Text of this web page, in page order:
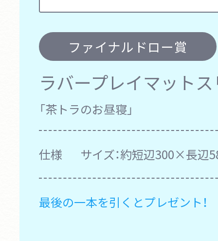
ファイナルドロー賞
ラバープレイマット
「茶トラのお昼寝」
仕様 サイズ：約短辺300×長
最後の一本を引くとプレゼント！